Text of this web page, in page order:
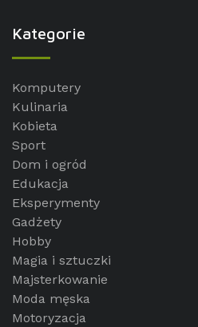
Kategorie
Komputery
Kulinaria
Kobieta
Sport
Dom i ogród
Edukacja
Eksperymenty
Gadżety
Hobby
Magia i sztuczki
Majsterkowanie
Moda męska
Motoryzacja